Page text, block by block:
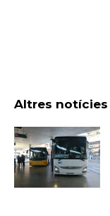
Altres notícies